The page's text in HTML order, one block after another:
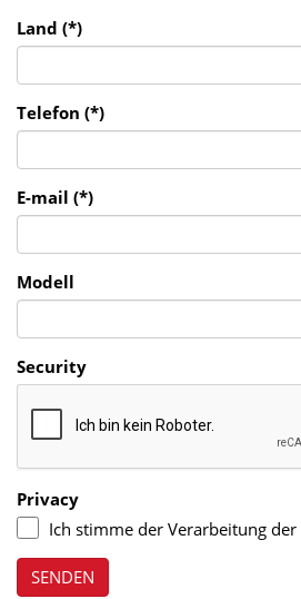
Land (*)
Telefon (*)
E-mail (*)
Modell
Security
Privacy
Ich stimme der Verarbeitung der
SENDEN